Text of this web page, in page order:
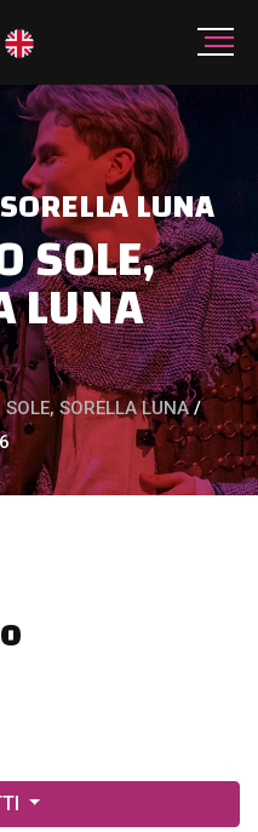
LUNA
SOLE,
LUNA
SOLE, SORELLA LUNA /